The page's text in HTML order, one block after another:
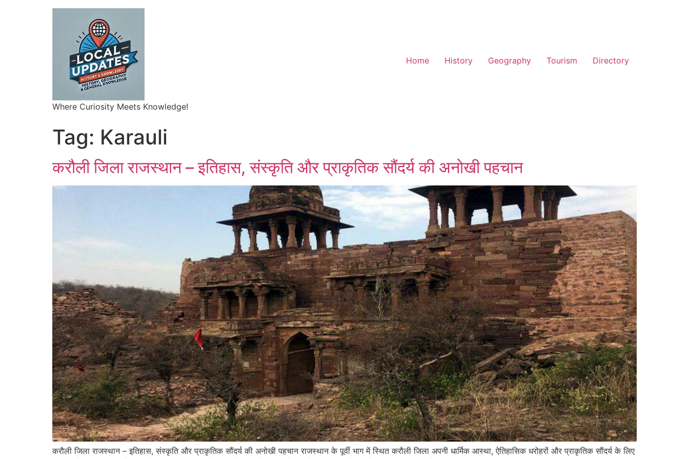
Where Curiosity Meets Knowledge!
Home History Geography Tourism Directory
Tag: Karauli
करौली जिला राजस्थान – इतिहास, संस्कृति और प्राकृतिक सौंदर्य की अनोखी पहचान
करौली जिला राजस्थान – इतिहास, संस्कृति और प्राकृतिक सौंदर्य की अनोखी पहचान राजस्थान के पूर्वी भाग में स्थित करौली जिला अपनी धार्मिक आस्था, ऐतिहासिक धरोहरों और प्राकृतिक सौंदर्य के लिए